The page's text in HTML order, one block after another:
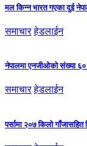
मल किन्न भारत गएका दुई
समाचार हेडलाईन
नेपालमा एनजीओको संख्या
समाचार हेडलाईन
पर्सामा २०७ किलो